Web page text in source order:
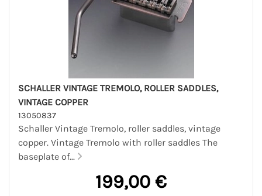
SCHALLER VINTAGE TREMOLO, ROLLER SADDLES,
VINTAGE COPPER
13050837
Schaller Vintage Tremolo, roller saddles, vintage
copper. Vintage Tremolo with roller saddles The
baseplate of...
199,00 €